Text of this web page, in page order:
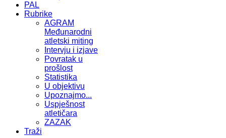
PAL
Rubrike
AGRAM
Međunarodni
atletski miting
Intervju i izjave
Povratak u
prošlost
Statistika
U objektivu
Upoznajmo...
Uspješnost
atletičara
ZAZAK
Traži